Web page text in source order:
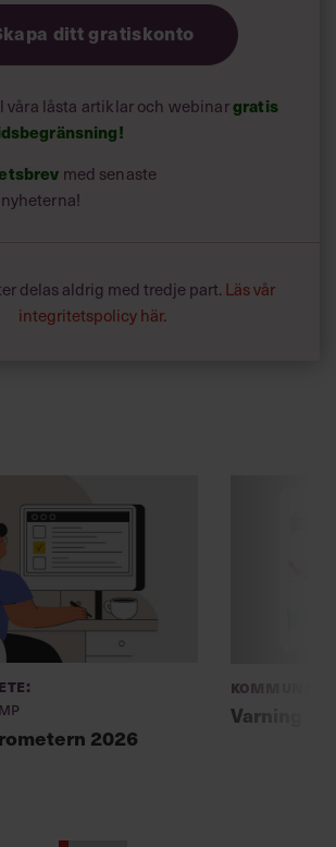
ditt gratiskonto
våra låsta artiklar och webinargratis
med senaste
delas aldrig med tredje part. Läs vår
integritetspolicy här.
2026
Varning